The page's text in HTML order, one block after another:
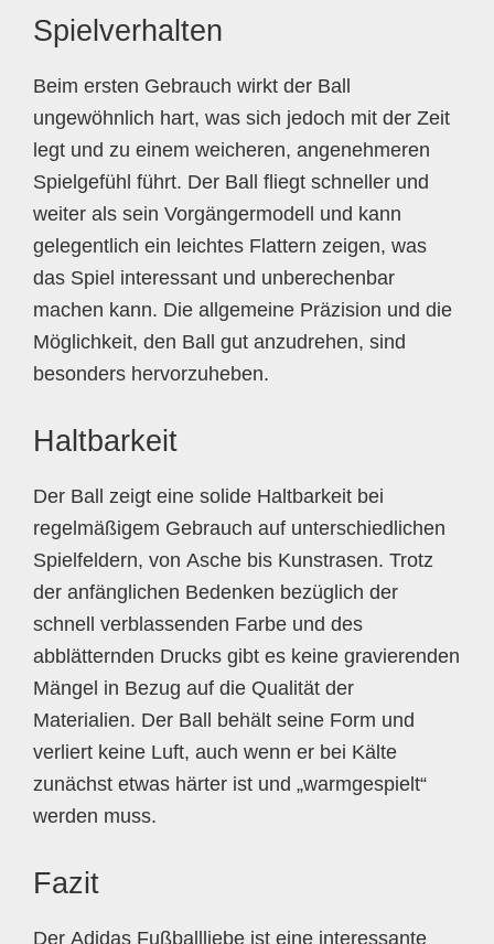
Spielverhalten
Beim ersten Gebrauch wirkt der Ball
ungewöhnlich hart, was sich jedoch mit der Zeit
legt und zu einem weicheren, angenehmeren
Spielgefühl führt. Der Ball fliegt schneller und
weiter als sein Vorgängermodell und kann
gelegentlich ein leichtes Flattern zeigen, was
das Spiel interessant und unberechenbar
machen kann. Die allgemeine Präzision und die
Möglichkeit, den Ball gut anzudrehen, sind
besonders hervorzuheben.
Haltbarkeit
Der Ball zeigt eine solide Haltbarkeit bei
regelmäßigem Gebrauch auf unterschiedlichen
Spielfeldern, von Asche bis Kunstrasen. Trotz
der anfänglichen Bedenken bezüglich der
schnell verblassenden Farbe und des
abblätternden Drucks gibt es keine gravierenden
Mängel in Bezug auf die Qualität der
Materialien. Der Ball behält seine Form und
verliert keine Luft, auch wenn er bei Kälte
zunächst etwas härter ist und „warmgespielt“
werden muss.
Fazit
Der Adidas Fußballliebe ist eine interessante